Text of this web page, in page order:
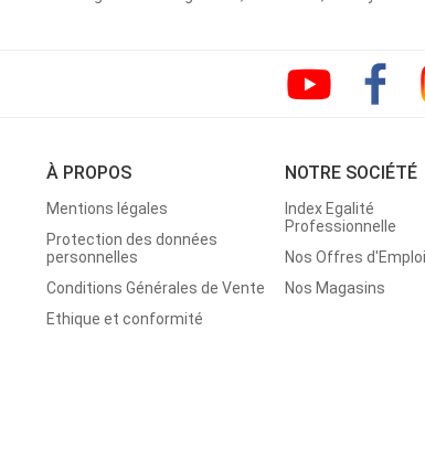
À PROPOS
Mentions légales
Protection des données
personnelles
Conditions Générales de Vente
Ethique et conformité
NOTRE SOCIÉTÉ
Index Egalité
Professionnelle
Nos Offres d'Emploi
Nos Magasins